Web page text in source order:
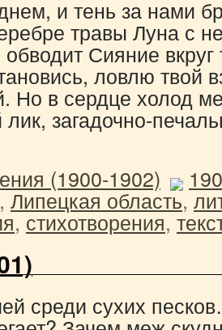
и тень за нами
травы Луна с
обводит Сияние
ловлю твой
Но в сердце холод
загадочно-
(1900-1902)
,Липецкая область,
,стихотворения,
среди сухих